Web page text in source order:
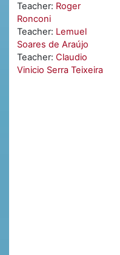
Teacher: Roger
Ronconi
Teacher: Lemuel
Soares de Araújo
Teacher: Claudio
Vinicio Serra Teixeira